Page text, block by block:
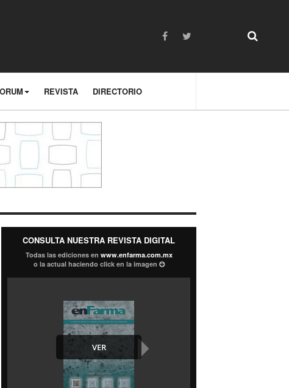
REVISTA DIRECTORIO
CONSULTA NUESTRA REVISTA DIGITAL
Todas las ediciones en www.enfarma.com.mx
o la actual haciendo click en la imagen